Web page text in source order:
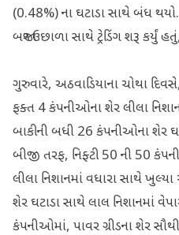
(0.48%) ના ઘટાડા સાથે બંધ
બજાર ઉછાળા સાથે ટ્રેડિંગ શરૂ
ગુરુવારે, અઠવાડિયાના ચોથા
ફક્ત 4 કંપનીઓના શેર લીલા
બાકીની બધી 26 કંપનીઓના શેર
બીજી તરફ, નિફ્ટી 50 ની 50
લીલા નિશાનમાં વધારા સાથે
શેર ઘટાડા સાથે લાલ નિશાનમાં
કંપનીઓમાં, પાવર ગ્રીડના શેર